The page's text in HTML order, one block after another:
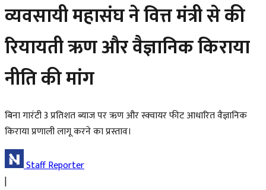
व्यवसायी महासंघ ने वित्त मंत्री से की
रियायती ऋण और वैज्ञानिक किराया
नीति की मांग
बिना गारंटी 3 प्रतिशत ब्याज पर ऋण और स्क्वायर फीट आधारित वैज्ञानिक
किराया प्रणाली लागू करने का प्रस्ताव।
Staff Reporter
|